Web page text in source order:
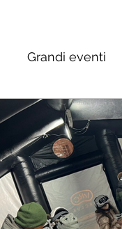
Grandi eventi